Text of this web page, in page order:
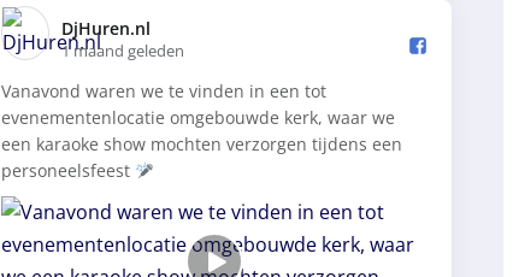
DjHuren.nl️
1 maand geleden
Vanavond waren we te vinden in een tot
evenementenlocatie omgebouwde kerk, waar we
een karaoke show mochten verzorgen tijdens een
personeelsfeest